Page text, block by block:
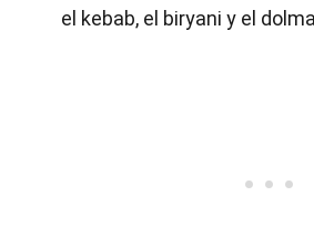
el kebab, el biryani y el